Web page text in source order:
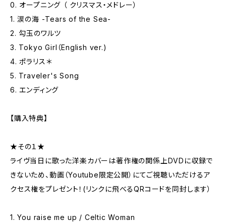
0. オープニング （ クリスマス・メドレー）
1. 涙の海 -Tears of the Sea-
2. 勾玉のワルツ
3. Tokyo Girl（English ver.)
4. ポラリス＊
5. Traveler's Song
6. エンディング
【購入特典】
★その１★
ライヴ当日に歌った洋楽カバーは著作権の関係上DVDに収録で
きないため、動画（Youtube限定公開）にてご視聴いただけるア
クセス権をプレゼント！(リンクに飛べるQRコードを同封します）
1. You raise me up / Celtic Woman